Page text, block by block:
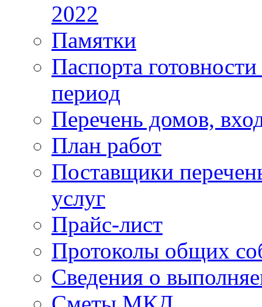
2022
Памятки
Паспорта
период
Перечень домов,
План работ
Поставщики
услуг
Прайс-лист
Протоколы общих
Сведения о